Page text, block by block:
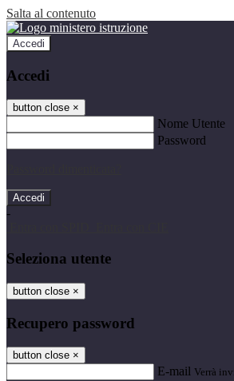
Salta al contenuto
Accedi
Accedi
button close ×
Nome Utente
Password
-
Seleziona utente
button close ×
Recupero password
button close ×
E-mail Verrà